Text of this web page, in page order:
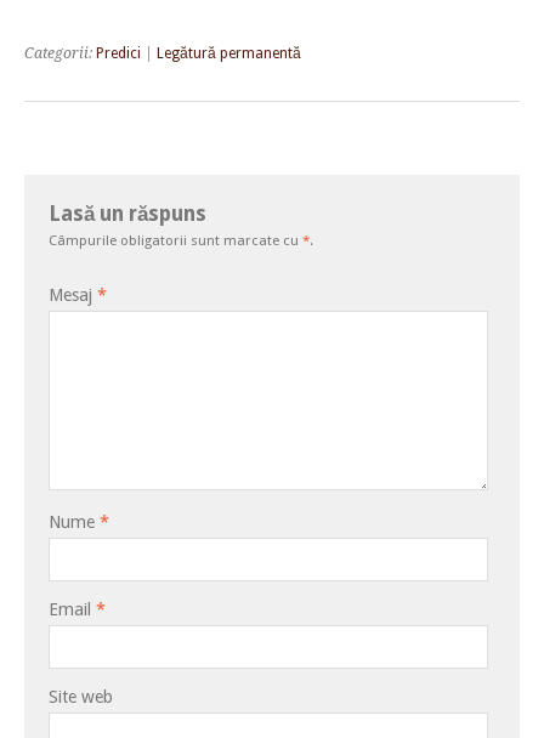
Categorii: Predici Legătură permanentă
Lasă un răspuns
Câmpurile obligatorii sunt marcate cu *.
Mesaj *
Nume *
Email *
Site web